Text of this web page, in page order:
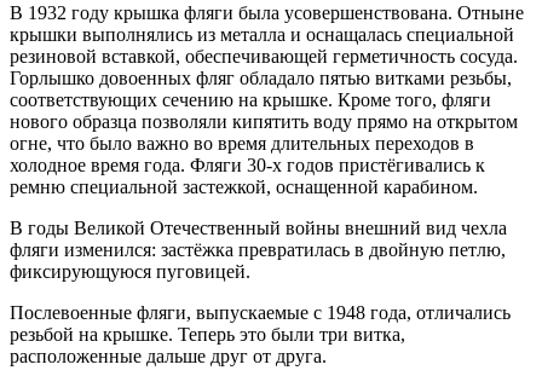
В 1932 году крышка фляги была усовершенствована. Отныне
крышки выполнялись из металла и оснащалась специальной
резиновой вставкой, обеспечивающей герметичность сосуда.
Горлышко довоенных фляг обладало пятью витками резьбы,
соответствующих сечению на крышке. Кроме того, фляги
нового образца позволяли кипятить воду прямо на открытом
огне, что было важно во время длительных переходов в
холодное время года. Фляги 30-х годов пристёгивались к
ремню специальной застежкой, оснащенной карабином.
В годы Великой Отечественный войны внешний вид чехла
фляги изменился: застёжка превратилась в двойную петлю,
фиксирующуюся пуговицей.
Послевоенные фляги, выпускаемые с 1948 года, отличались
резьбой на крышке. Теперь это были три витка,
расположенные дальше друг от друга.